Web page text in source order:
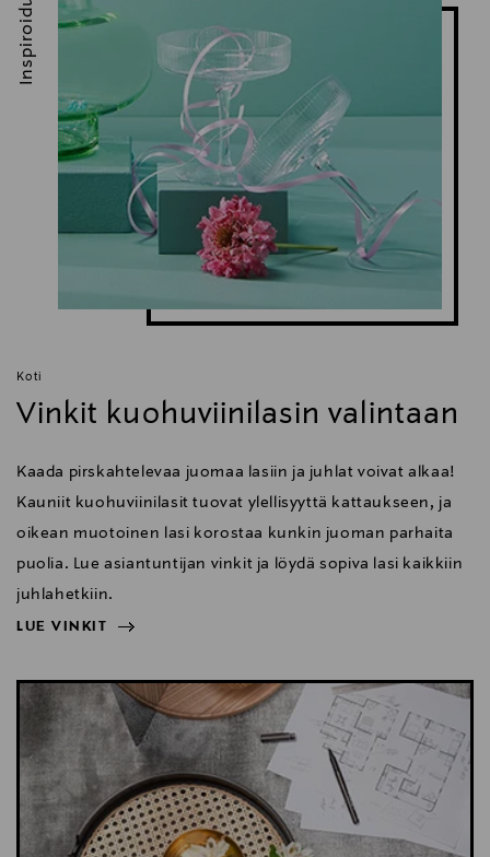
Koti
Vinkit kuohuviinilasin valintaan
Kaada pirskahtelevaa juomaa lasiin ja juhlat voivat alkaa!
Kauniit kuohuviinilasit tuovat ylellisyyttä kattaukseen, ja
oikean muotoinen lasi korostaa kunkin juoman parhaita
puolia. Lue asiantuntijan vinkit ja löydä sopiva lasi kaikkiin
juhlahetkiin.
LUE VINKIT
Inspiroidu
LUE VINKIT